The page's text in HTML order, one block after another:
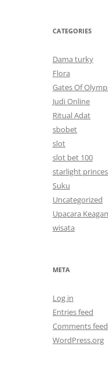
CATEGORIES
Dama turky
Flora
Gates Of
Judi Online
Ritual Adat
sbobet
slot
slot bet 100
starlight
Suku
Uncategorized
Upacara
wisata
META
Log in
Entries feed
Comments feed
WordPress.org